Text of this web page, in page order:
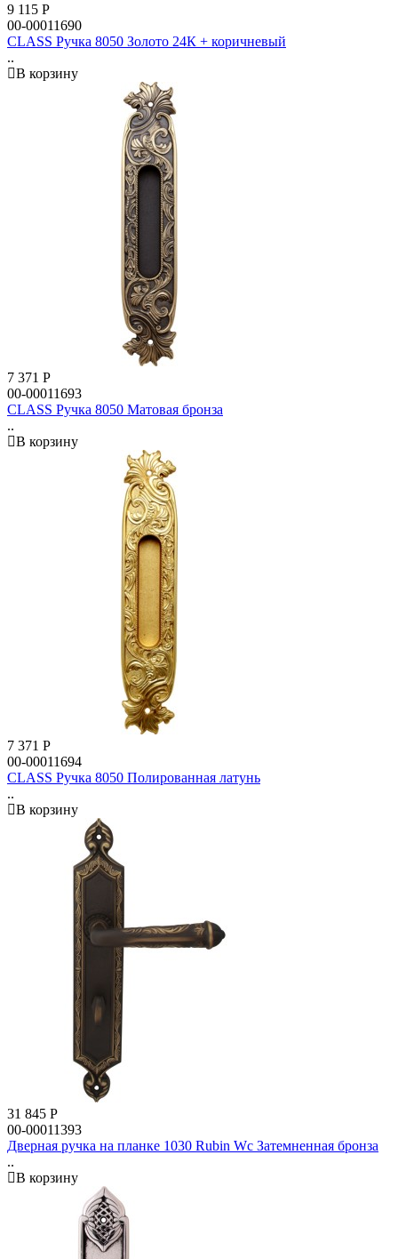
9 115 Р
00-00011690
CLASS Ручка 8050 Золото 24К + коричневый
..
В корзину
7 371 Р
00-00011693
CLASS Ручка 8050 Матовая бронза
..
В корзину
7 371 Р
00-00011694
CLASS Ручка 8050 Полированная латунь
..
В корзину
31 845 Р
00-00011393
Дверная ручка на планке 1030 Rubin Wc Затемненная бронза
..
В корзину